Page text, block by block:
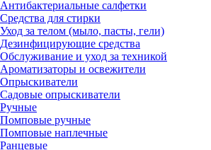
Антибактериальные салфетки
Средства для стирки
Уход за телом (мыло, пасты, гели)
Дезинфицирующие средства
Обслуживание и уход за техникой
Ароматизаторы и освежители
Опрыскиватели
Садовые опрыскиватели
Ручные
Помповые ручные
Помповые наплечные
Ранцевые